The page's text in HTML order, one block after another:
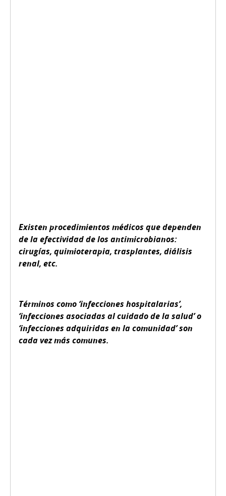
Existen procedimientos médicos que dependen
de la efectividad de los antimicrobianos:
cirugías, quimioterapia, trasplantes, diálisis
renal, etc.
Términos como ‘infecciones hospitalarias’,
‘infecciones asociadas al cuidado de la salud’ o
‘infecciones adquiridas en la comunidad’ son
cada vez más comunes.